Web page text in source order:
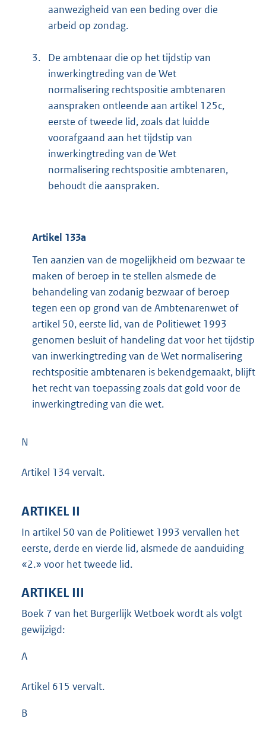
aanwezigheid van een beding over die
arbeid op zondag.
3.
De ambtenaar die op het tijdstip van
inwerkingtreding van de Wet
normalisering rechtspositie ambtenaren
aanspraken ontleende aan artikel 125c,
eerste of tweede lid, zoals dat luidde
voorafgaand aan het tijdstip van
inwerkingtreding van de Wet
normalisering rechtspositie ambtenaren,
behoudt die aanspraken.
Artikel 133a
Ten aanzien van de mogelijkheid om bezwaar te
maken of beroep in te stellen alsmede de
behandeling van zodanig bezwaar of beroep
tegen een op grond van de Ambtenarenwet of
artikel 50, eerste lid, van de Politiewet 1993
genomen besluit of handeling dat voor het tijdstip
van inwerkingtreding van de Wet normalisering
rechtspositie ambtenaren is bekendgemaakt, blijft
het recht van toepassing zoals dat gold voor de
inwerkingtreding van die wet.
N
Artikel 134 vervalt.
ARTIKEL II
In artikel 50 van de Politiewet 1993 vervallen het
eerste, derde en vierde lid, alsmede de aanduiding
«2.» voor het tweede lid.
ARTIKEL III
Boek 7 van het Burgerlijk Wetboek wordt als volgt
gewijzigd:
A
Artikel 615 vervalt.
B